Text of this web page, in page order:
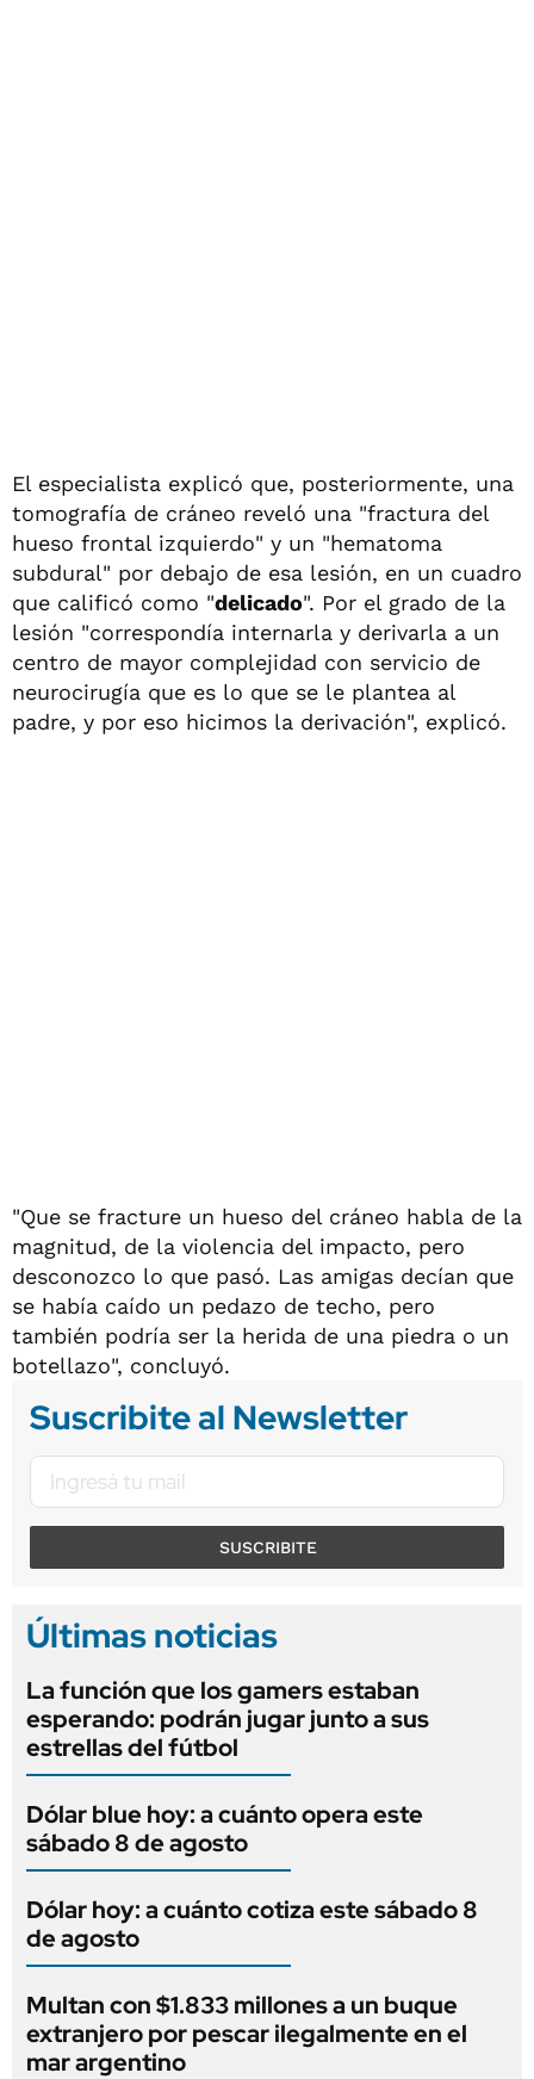
El especialista explicó que, posteriormente, una
tomografía de cráneo reveló una "fractura del
hueso frontal izquierdo" y un "hematoma
subdural" por debajo de esa lesión, en un cuadro
que calificó como "delicado". Por el grado de la
lesión "correspondía internarla y derivarla a un
centro de mayor complejidad con servicio de
neurocirugía que es lo que se le plantea al
padre, y por eso hicimos la derivación", explicó.
"Que se fracture un hueso del cráneo habla de la
magnitud, de la violencia del impacto, pero
desconozco lo que pasó. Las amigas decían que
se había caído un pedazo de techo, pero
también podría ser la herida de una piedra o un
botellazo", concluyó.
Suscribite al Newsletter
SUSCRIBITE
Últimas noticias
La función que los gamers estaban
esperando: podrán jugar junto a sus
estrellas del fútbol
Dólar blue hoy: a cuánto opera este
sábado 8 de agosto
Dólar hoy: a cuánto cotiza este sábado 8
de agosto
Multan con $1.833 millones a un buque
extranjero por pescar ilegalmente en el
mar argentino